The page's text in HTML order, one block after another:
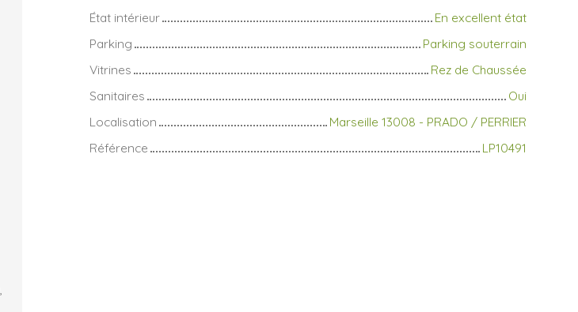
État intérieur
En excellent état
Parking
Parking souterrain
Vitrines
Rez de Chaussée
Sanitaires
Oui
Localisation
Marseille 13008 - PRADO / PERRIER
Référence
LP10491